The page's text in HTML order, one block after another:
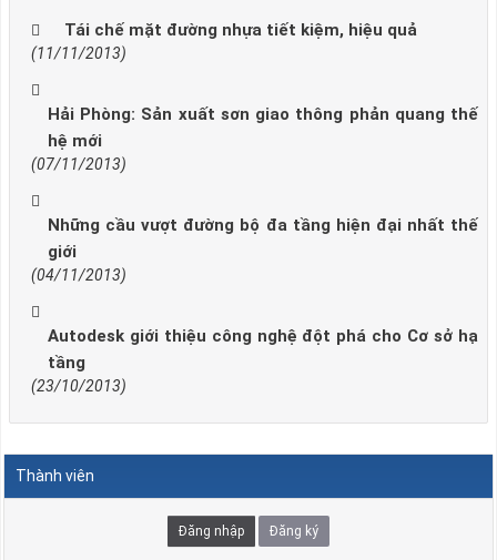
Tái chế mặt đường nhựa tiết kiệm, hiệu quả
(11/11/2013)
Hải Phòng: Sản xuất sơn giao thông phản quang thế
hệ mới
(07/11/2013)
Những cầu vượt đường bộ đa tầng hiện đại nhất thế
giới
(04/11/2013)
Autodesk giới thiệu công nghệ đột phá cho Cơ sở hạ
tầng
(23/10/2013)
Thành viên
Đăng nhập Đăng ký